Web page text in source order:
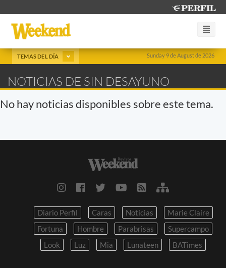
Sunday 9 de August de 2026
TEMAS DEL DÍA
NOTICIAS DE SIN DESAYUNO
No hay noticias disponibles sobre este tema.
Diario Perfil Caras Noticias
Marie Claire
Fortuna
Hombre Parabrisas
Supercampo
Look
Luz Mia Lunateen BATimes